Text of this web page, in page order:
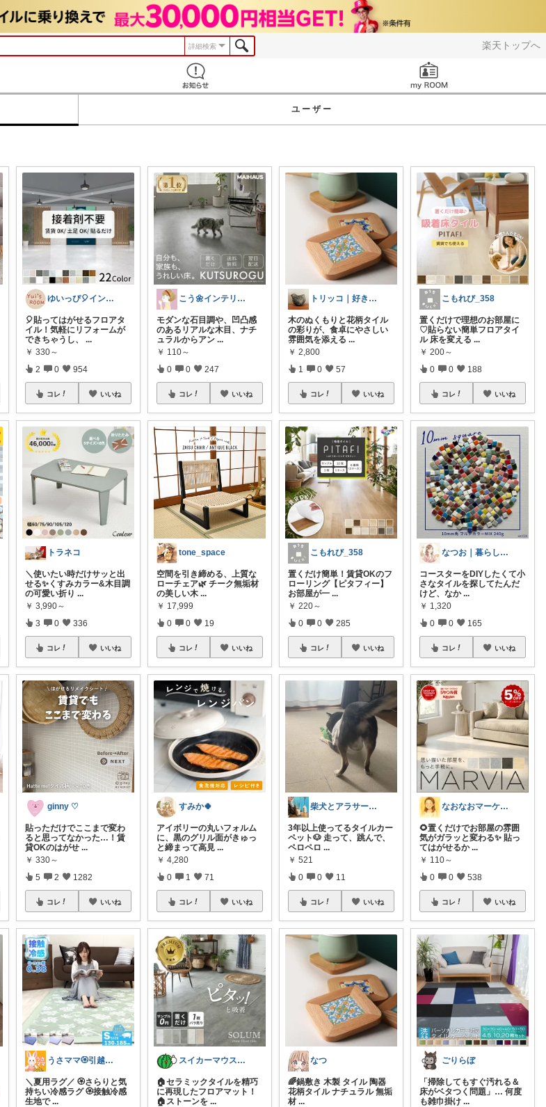
楽天トップへ
詳細検索
ユーザー
ゆいっぴ🎈インテリアとファッション
🎈貼ってはがせるフロアタ
イル！気軽にリフォームが
できちゃうし、
...
￥ 330～
2 0 954
コレ いいね
トラネコ
＼使いたい時だけサッと出
せる✨くすみカラー&木目調
の可愛い折り ...
￥ 3,990～
3 0 336
コレ いいね
ginny ♡
貼っただけでここまで変わ
ると思ってなかった…！賃
貸OKのはがせ ...
￥ 330～
5 2 1282
コレ いいね
うさママ🏵️引越ギフト&ごみ箱＆収納
＼夏用ラグ／ 🏵️さらりと気
持ちい冷感ラグ 🏵️接触冷感
生地で ...
こう🌼インテリアと家事＆育児グッズ
モダンな石目調や、凹凸感
のあるリアルな木目、ナチ
ュラルからアン ...
￥ 110～
0 0 247
コレ いいね
tone_space
空間を引き締める、上質な
ローチェア🌿 チーク無垢材
の美しい木 ...
￥ 17,999
0 0 19
コレ いいね
すみか🍀
アイボリーの丸いフォルム
に、黒のグリル面がきゅっ
と締まって高見 ...
￥ 4,280
0 1 71
コレ いいね
スイカーマウス🍉🐭
🏠セラミックタイルを精巧
に再現したフロアマット！
🏠ストーンを ...
トリッコ｜好きな雑貨・インテリア
木のぬくもりと花柄タイル
の彩りが、食卓にやさしい
雰囲気を添える ...
￥ 2,800
1 0 57
コレ いいね
こもれび_358
置くだけ簡単！賃貸OKのフ
ローリング【ピタフィー】
お部屋が一 ...
￥ 220～
0 0 285
コレ いいね
柴犬とアラサーの暮らし｜慎重派の愛用品
3年以上使ってるタイルカー
ペット🐶 走って、跳んで、
ペロペロ ...
￥ 521
0 0 11
コレ いいね
なつ
🌈鍋敷き 木製 タイル 陶器
花柄タイル ナチュラル 無垢
材...
こもれび_358
置くだけで理想のお部屋に
♡貼らない簡単フロアタイ
ル 床を変える ...
￥ 200～
0 0 188
コレ いいね
なつお｜暮らしが整う日用品選び
コースターをDIYしたくて小
さなタイルを探してたんだ
けど、なか ...
￥ 1,320
0 0 165
コレ いいね
なおなおマーケット🌻
🌻置くだけでお部屋の雰囲
気がガラッと変わる✨ 貼っ
てはがせるか ...
￥ 110～
0 0 538
コレ いいね
ごりらぼ
​「掃除してもすぐ汚れる＆
床がベタつく問題」… 何度
も雑巾掛け ...